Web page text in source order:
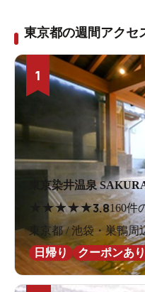
スリムなseca社製の体重計
東京都の週間アクセ
1
東京染井温泉
★★★★3.8160件
東京都 / 池袋・巣鴨周
日帰り
クーポンあり